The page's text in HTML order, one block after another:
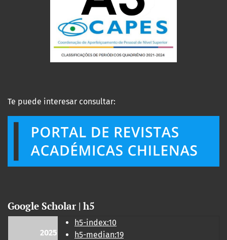
Te puede interesar consultar:
Google Scholar | h5
2025
h5-index:10
h5-median:19